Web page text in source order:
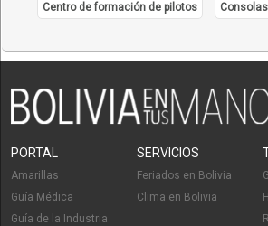
Comida Rápida
Centro de formación de pilotos Consolas
PORTAL
Amarillas
Guía Médica
Guía de la Industria
SERVICIOS
Feriados en Bolivia
Clima en Bolivia